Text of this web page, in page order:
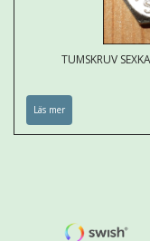
TUMSKRUV
Läs mer